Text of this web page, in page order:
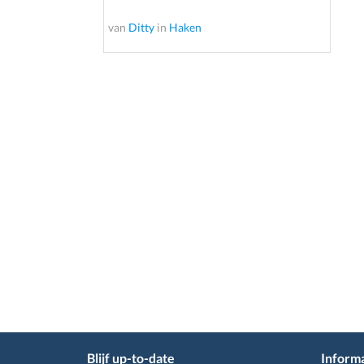
van Ditty in Haken
Blijf up-to-date